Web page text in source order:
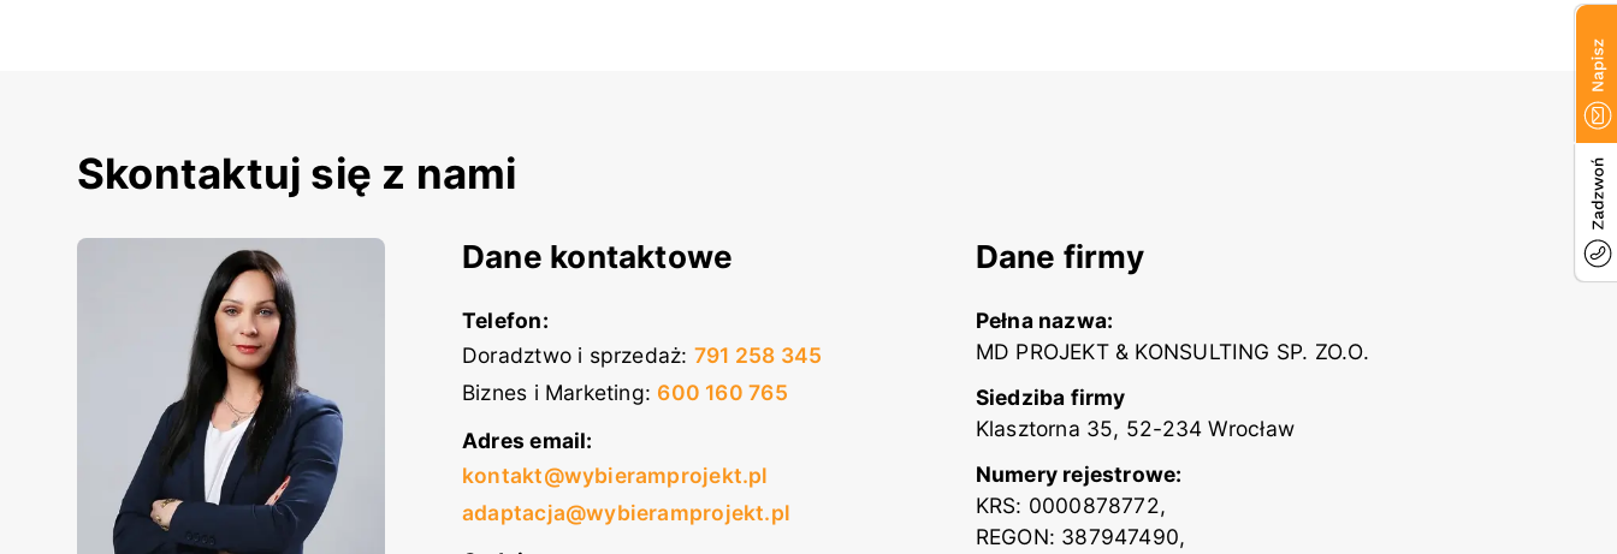
Skontaktuj się z nami
Dane kontaktowe
Telefon:
Doradztwo i sprzedaż: 791 258 345
Biznes i Marketing: 600 160 765
Adres email:
kontakt@wybieramprojekt.pl
adaptacja@wybieramprojekt.pl
Dane firmy
Pełna nazwa:
MD PROJEKT & KONSULTING SP. ZO.O.
Siedziba firmy
Klasztorna 35, 52-234 Wrocław
Numery rejestrowe:
KRS: 0000878772,
REGON: 387947490,